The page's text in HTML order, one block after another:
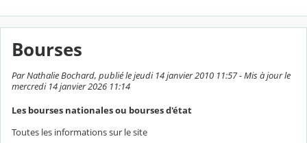
Bourses
Par Nathalie Bochard, publié le jeudi 14 janvier 2010 11:57 - Mis à jour le
mercredi 14 janvier 2026 11:14
Les bourses nationales ou bourses d'état
Toutes les informations sur le site